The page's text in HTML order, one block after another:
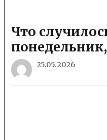
Что
25.05.2026